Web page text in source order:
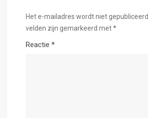
Het e-mailadres wordt niet gepubliceerd.
velden zijn gemarkeerd met*
Reactie *